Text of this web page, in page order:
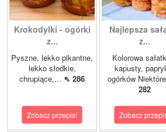
Krokodylki - ogórki
z...
Pyszne, lekko pikantne,
lekko słodkie,
chrupiące,... ⇖ 286
Zobacz przepis!
Najlepsza
z...
Kolorowa
kapusty,
ogórków
282
Zobacz